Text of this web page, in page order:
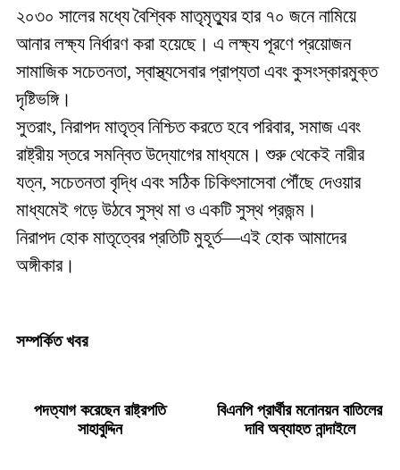
২০৩০ সালের মধ্যে বৈশ্বিক মাতৃমৃত্যুর হার ৭০ জনে নামিয়ে
আনার লক্ষ্য নির্ধারণ করা হয়েছে। এ লক্ষ্য পূরণে প্রয়োজন
সামাজিক সচেতনতা, স্বাস্থ্যসেবার প্রাপ্যতা এবং কুসংস্কারমুক্ত
দৃষ্টিভঙ্গি।
সুতরাং, নিরাপদ মাতৃত্ব নিশ্চিত করতে হবে পরিবার, সমাজ এবং
রাষ্ট্রীয় স্তরে সমন্বিত উদ্যোগের মাধ্যমে। শুরু থেকেই নারীর
যত্ন, সচেতনতা বৃদ্ধি এবং সঠিক চিকিৎসাসেবা পৌঁছে দেওয়ার
মাধ্যমেই গড়ে উঠবে সুস্থ মা ও একটি সুস্থ প্রজন্ম।
নিরাপদ হোক মাতৃত্বের প্রতিটি মুহূর্ত—এই হোক আমাদের
অঙ্গীকার।
সম্পর্কিত খবর
পদত্যাগ করেছেন রাষ্ট্রপতি
সাহাবুদ্দিন
বিএনপি প্রার্থীর মনোনয়ন বাতিলের
দাবি অব্যাহত নান্দাইলে